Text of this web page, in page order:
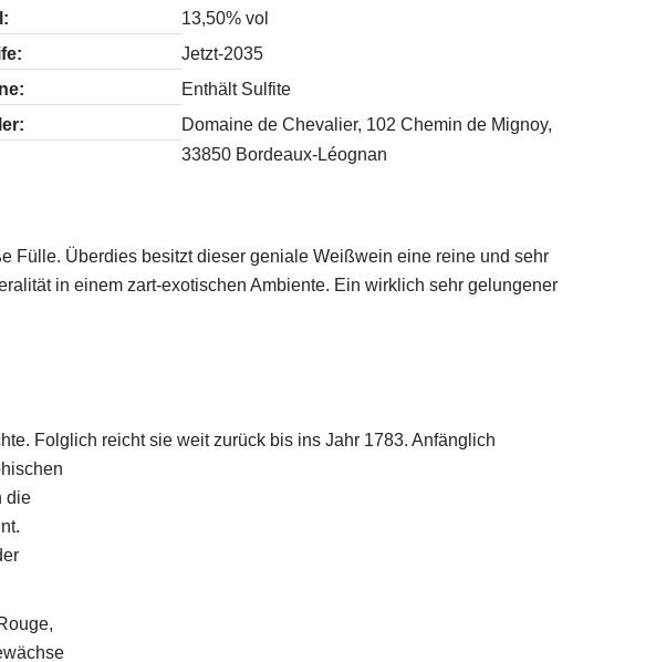
13,50% vol
Jetzt-2035
Enthält Sulfite
Domaine de Chevalier, 102 Chemin de Mignoy,
33850 Bordeaux-Léognan
Fülle. Überdies besitzt dieser geniale Weißwein eine reine und sehr
in einem zart-exotischen Ambiente. Ein wirklich sehr gelungener
Folglich reicht sie weit zurück bis ins Jahr 1783. Anfänglich
die